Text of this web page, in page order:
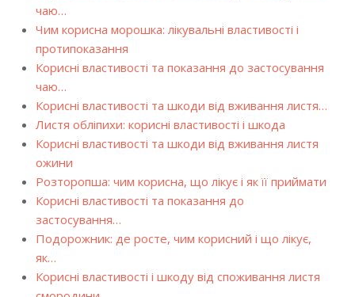
чаю…
Чим корисна морошка: лікувальні властивості і
протипоказання
Корисні властивості та показання до застосування
чаю…
Корисні властивості та шкоди від вживання листя…
Листя обліпихи: корисні властивості і шкода
Корисні властивості та шкоди від вживання листя
ожини
Розторопша: чим корисна, що лікує і як її приймати
Корисні властивості та показання до
застосування…
Подорожник: де росте, чим корисний і що лікує,
як…
Корисні властивості і шкоду від споживання листя